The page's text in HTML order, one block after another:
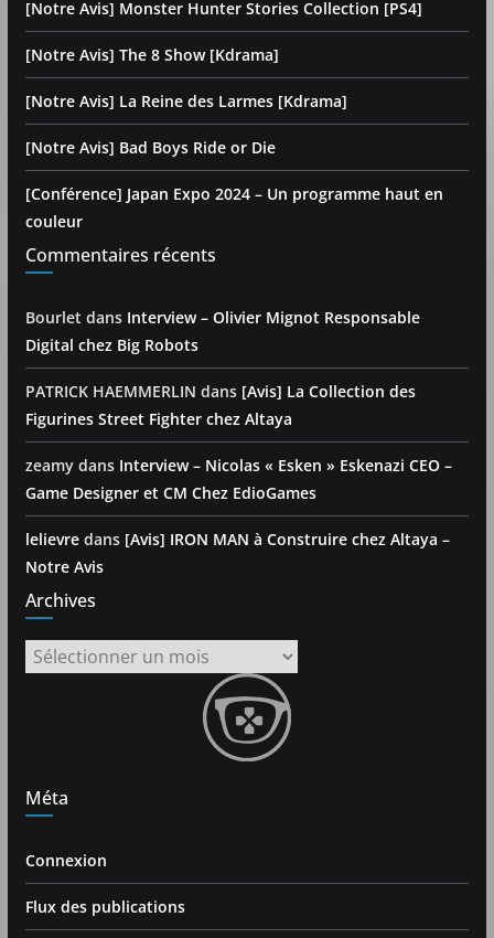
[Notre Avis] Monster Hunter Stories Collection [PS4]
[Notre Avis] The 8 Show [Kdrama]
[Notre Avis] La Reine des Larmes [Kdrama]
[Notre Avis] Bad Boys Ride or Die
[Conférence] Japan Expo 2024 – Un programme haut en
couleur
Commentaires récents
Bourlet dans Interview – Olivier Mignot Responsable
Digital chez Big Robots
PATRICK HAEMMERLIN dans [Avis] La Collection des
Figurines Street Fighter chez Altaya
zeamydans Interview – Nicolas « Esken » Eskenazi CEO –
Game Designer et CM Chez EdioGames
lelievredans [Avis] IRON MAN à Construire chez Altaya –
Notre Avis
Archives
Archives
Méta
Connexion
Flux des publications